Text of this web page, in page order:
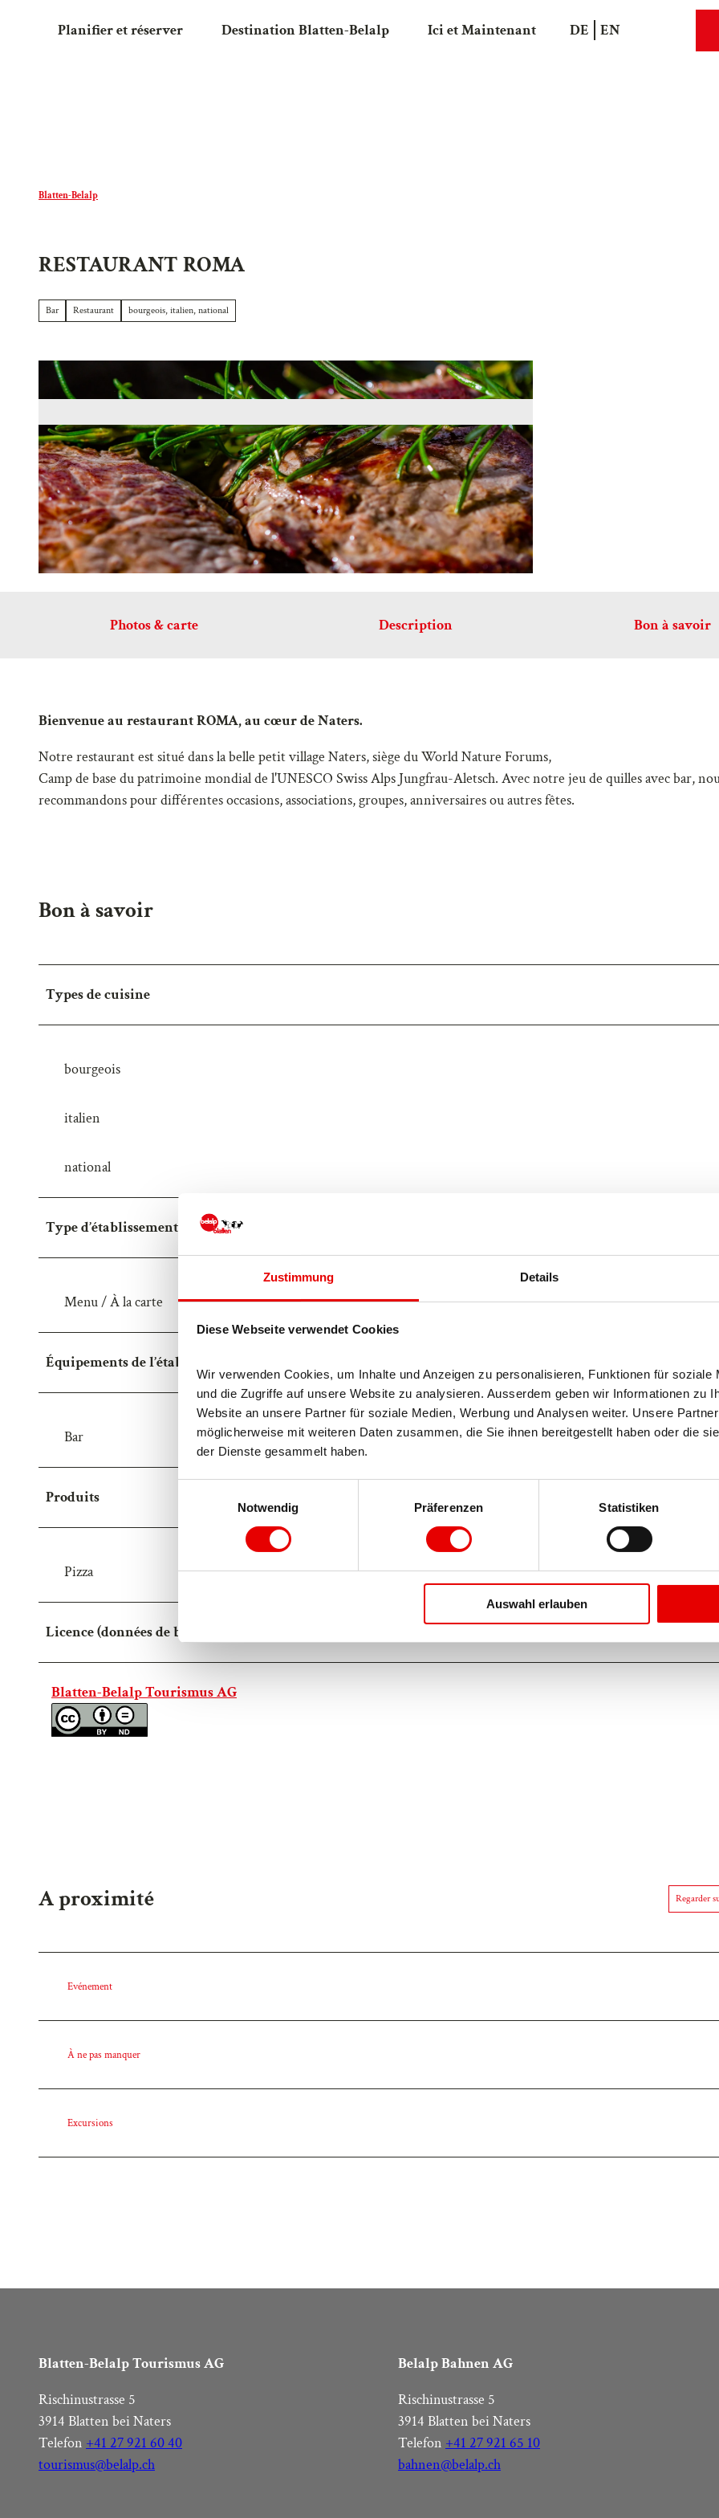
Zustimmung Details
Diese Webseite verwendet Cookies
Wir verwenden Cookies, um Inhalte und Anzeigen zu personalisieren, Funktionen für soziale
und die Zugriffe auf unsere Website zu analysieren. Ausserdem geben wir Informationen zu
Website an unsere Partner für soziale Medien, Werbung und Analysen weiter. Unsere
möglicherweise mit weiteren Daten zusammen, die Sie ihnen bereitgestellt haben oder die
der Dienste gesammelt haben.
n
l
g
u
g
Notwendig Präferenzen Statistiken
Auswahl erlauben
Planifier et réserver Destination Blatten-Belalp Ici et Maintenant DE EN
Blatten-Belalp
RESTAURANT ROMA
Bar Restaurant bourgeois, italien, national
Photos & carte Description Bon à savoir
Bienvenue au restaurant ROMA, au cœur de Naters.
Notre restaurant est situé dans la belle petit village Naters, siège duWorld Nature Forums,
Camp de base du patrimoine mondial de l'UNESCO Swiss Alps Jungfrau-Aletsch. Avec notre jeu de quilles avec bar,
recommandons pour différentes occasions, associations, groupes, anniversaires ou autres fêtes.
Bon à savoir
Types de cuisine
bourgeois
italien
national
Type d’établissement
Menu / À la carte
Équipements de l’établissement
Bar
Produits
Pizza
Licence (données de base)
Blatten-Belalp Tourismus AG
A proximité Regarder
Evénement
À ne pas manquer
Excursions
Blatten-Belalp Tourismus AG
Rischinustrasse 5
3914 Blatten bei Naters
Telefon +41 27 921 60 40
tourismus@belalp.ch
Belalp Bahnen AG
Rischinustrasse 5
3914 Blatten bei Naters
Telefon +41 27 921 65 10
bahnen@belalp.ch